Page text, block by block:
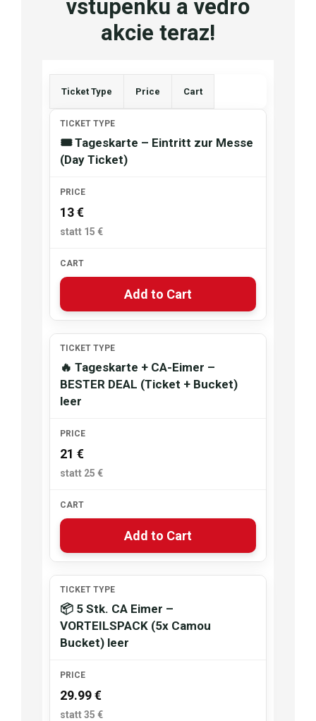
vstupenku a vedro
akcie teraz!
Ticket Type Price Cart
🎟 Tageskarte – Eintritt zur Messe
(Day Ticket)
13 €
Add to Cart
🔥 Tageskarte + CA-Eimer –
BESTER DEAL (Ticket + Bucket)
leer
21 €
Add to Cart
📦 5 Stk. CA Eimer –
VORTEILSPACK (5x Camou
Bucket) leer
29.99 €